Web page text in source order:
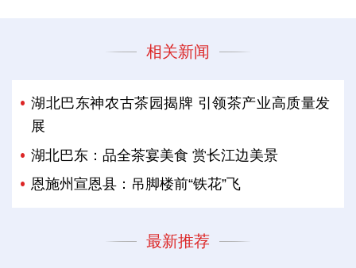
相关新闻
湖北巴东神农古茶园揭牌 引领茶产业高质量发
展
湖北巴东：品全茶宴美食 赏长江边美景
恩施州宣恩县：吊脚楼前“铁花”飞
最新推荐